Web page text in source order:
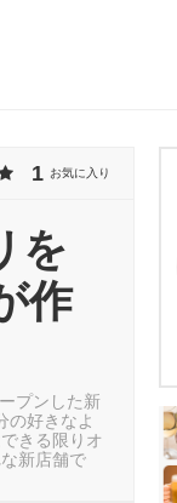
1 お気に入り
を
作
プンした新
の好きなよ
きる限りオ
新店舗で